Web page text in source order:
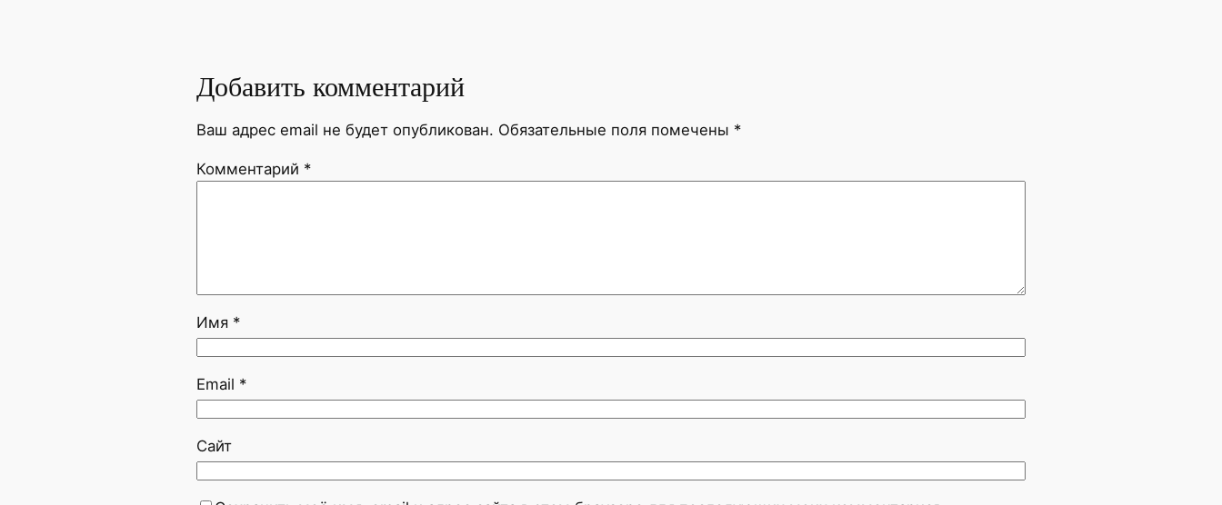
Добавить комментарий
Ваш адрес email не будет опубликован. Обязательные поля помечены *
Комментарий *
Имя *
Email *
Сайт